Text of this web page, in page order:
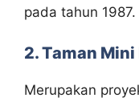
pada tahun 1987.
2. Taman
Merupakan